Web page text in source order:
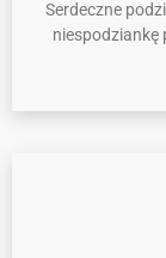
Serdeczne
niespodziankę